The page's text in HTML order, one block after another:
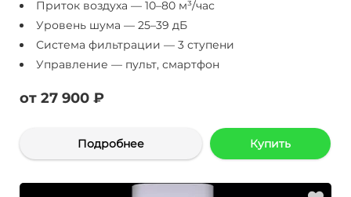
Приток воздуха — 10–80 м³/час
Уровень шума — 25–39 дБ
Система фильтрации — 3 ступени
Управление — пульт, смартфон
от 27 900 ₽
Подробнее Купить